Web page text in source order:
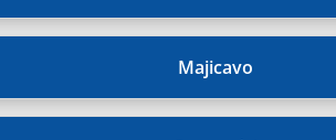
Majicavo